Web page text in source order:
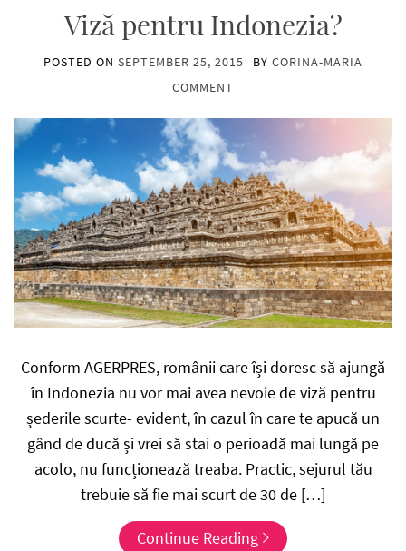
Viză pentru Indonezia?
POSTED ON SEPTEMBER 25, 2015 BY CORINA-MARIA
COMMENT
Conform AGERPRES, românii care își doresc să ajungă
în Indonezia nu vor mai avea nevoie de viză pentru
șederile scurte- evident, în cazul în care te apucă un
gând de ducă și vrei să stai o perioadă mai lungă pe
acolo, nu funcționează treaba. Practic, sejurul tău
trebuie să fie mai scurt de 30 de […]
Continue Reading